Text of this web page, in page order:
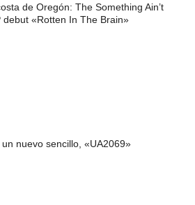
de Oregón: The Something Ain’t
debut «Rotten In The Brain»
nuevo sencillo, «UA2069»